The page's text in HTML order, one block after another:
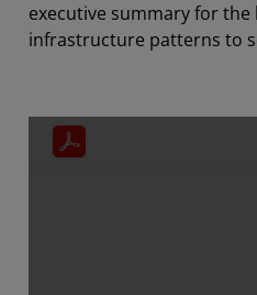
executive summary for the
infrastructure patterns to